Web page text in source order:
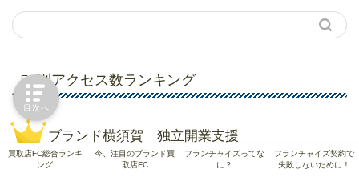
FC別アクセス数ランキング
ブランド横須賀 独立開業支援
【独立開業支援プラン】フランチャイズじゃない独立！未経
買取店FC総合ランキ
ング
今、注目のブランド買
取店FC
フランチャイズってな
に？
フランチャイズ契約で
失敗しないために！
目次へ